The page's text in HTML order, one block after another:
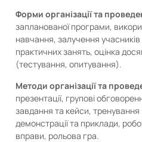
Форми організації та
запланованої програми,
навчання, залучення
практичних занять, оцінка
(тестування, опитування).
Методи організації та
презентації, групові
завдання та кейси,
демонстрації та приклади,
вправи, рольова гра.